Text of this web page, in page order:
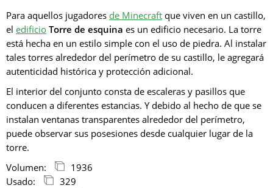
Para aquellos jugadores de Minecraft que viven en un castillo,
el edificio Torre de esquina es un edificio necesario. La torre
está hecha en un estilo simple con el uso de piedra. Al instalar
tales torres alrededor del perímetro de su castillo, le agregará
autenticidad histórica y protección adicional.
El interior del conjunto consta de escaleras y pasillos que
conducen a diferentes estancias. Y debido al hecho de que se
instalan ventanas transparentes alrededor del perímetro,
puede observar sus posesiones desde cualquier lugar de la
torre.
Volumen:
1936
Usado:
329